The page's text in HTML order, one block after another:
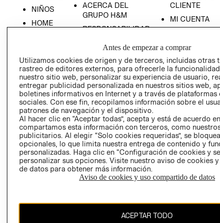
NIÑOS
HOME
ACERCA DEL
GRUPO H&M
RESPONSABILIDAD
PRENSA
RELACIÓN CON
INVERSIONISTAS
POLÍTICA
EMPRESARIAL
CLIENTE
MI CUENTA
- RETIRO EN
TIENDA
TÉRMINOS Y
CONDICIONES
PRIVACIDAD
GIFT CARD
AVISO DE
COOKIES
Antes de empezar a comprar
Utilizamos cookies de origen y de terceros, incluidas otras
rastreo de editores externos, para ofrecerle la
nuestro sitio web, personalizar su experiencia de usuario,
entregar publicidad personalizada en nuestros sitios web,
boletines informativos en Internet y a través de plataformas
sociales. Con ese fin, recopilamos información sobre el
patrones de navegación y el dispositivo.
Al hacer clic en “Aceptar todas”, acepta y está de acuerdo
compartamos esta información con terceros, como
publicitarios. Al elegir “Solo cookies requeridas”, se
opcionales, lo que limita nuestra entrega de contenido y
personalizadas. Haga clic en “Configuración de cookies y
personalizar sus opciones. Visite nuestro aviso de cookies
de datos para obtener más información.
Aviso de cookies y uso compartido de datos
ACEPTAR TODO